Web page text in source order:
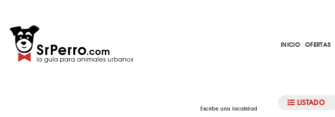
INICIO OFERTAS
LISTADO
Escribe una localidad